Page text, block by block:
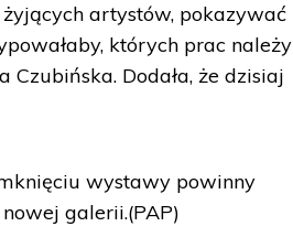
artystów, pokazywać
których prac należy
Dodała, że dzisiaj
wystawy powinny
galerii.(PAP)